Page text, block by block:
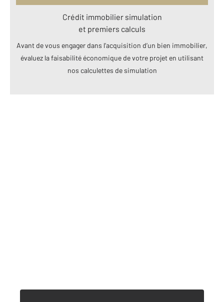
Crédit immobilier simulation
et premiers calculs
Avant de vous engager dans l’acquisition d’un bien immobilier,
évaluez la faisabilité économique de votre projet en utilisant
nos calculettes de simulation